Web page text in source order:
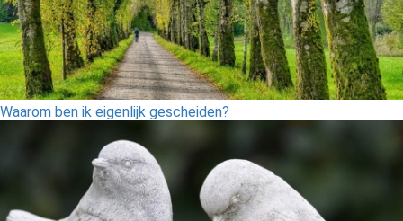
Waarom ben ik eigenlijk gescheiden?